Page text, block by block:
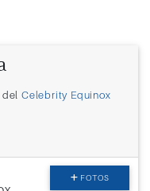
delCelebrity Equinox
FOTOS